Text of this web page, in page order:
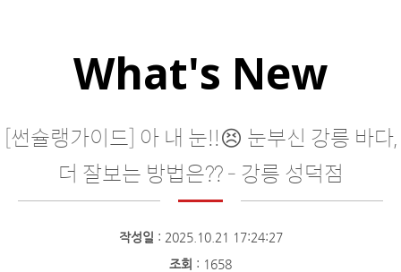
What's New
[썬슐랭가이드] 아 내 눈!!😣 눈부신 강릉 바다,
더 잘보는 방법은?? - 강릉 성덕점
작성일 : 2025.10.21 17:24:27
조회 : 1658